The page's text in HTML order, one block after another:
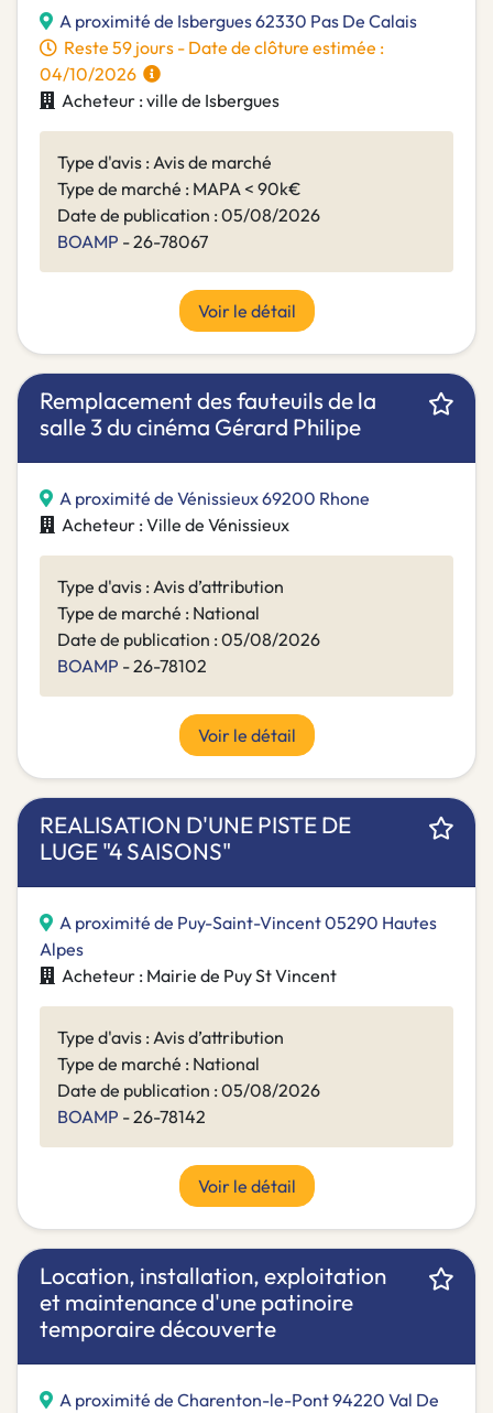
A proximité de Isbergues 62330 Pas De Calais
Reste 59 jours - Date de clôture estimée :
04/10/2026
Acheteur : ville de Isbergues
Type d'avis : Avis de marché
Type de marché : MAPA < 90k€
Date de publication : 05/08/2026
BOAMP - 26-78067
Voir le détail
Remplacement des fauteuils de la
salle 3 du cinéma Gérard Philipe
A proximité de Vénissieux 69200 Rhone
Acheteur : Ville de Vénissieux
Type d'avis : Avis d’attribution
Type de marché : National
Date de publication : 05/08/2026
BOAMP - 26-78102
Voir le détail
REALISATION D'UNE PISTE DE
LUGE "4 SAISONS"
A proximité de Puy-Saint-Vincent 05290 Hautes
Alpes
Acheteur : Mairie de Puy St Vincent
Type d'avis : Avis d’attribution
Type de marché : National
Date de publication : 05/08/2026
BOAMP - 26-78142
Voir le détail
Location, installation, exploitation
et maintenance d'une patinoire
temporaire découverte
A proximité de Charenton-le-Pont 94220 Val De